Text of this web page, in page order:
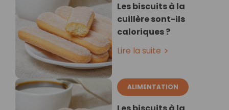
Les biscuits à la
cuillère sont-ils
caloriques ?
Lire la suite
ALIMENTATION